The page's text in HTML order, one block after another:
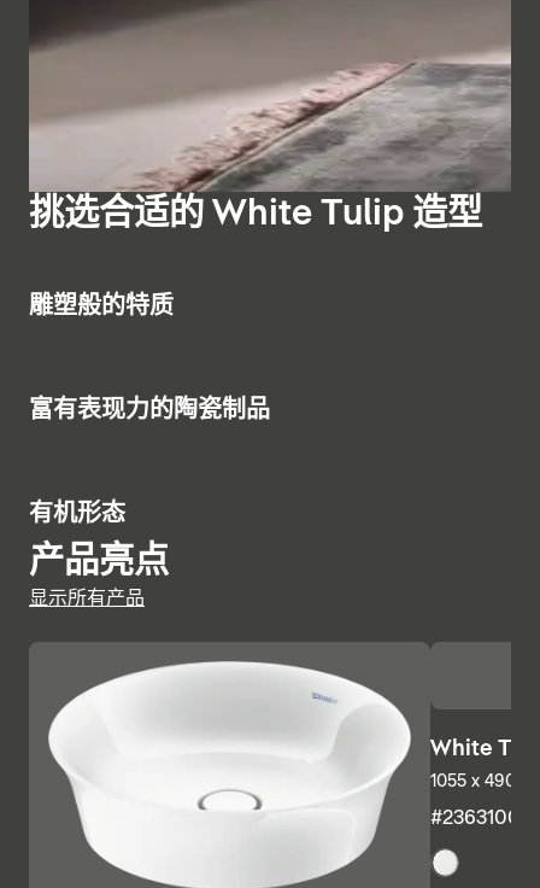
该系列的淋浴和浴缸龙头
头可选择配备手持花洒和头顶花洒的转换阀或单个花洒。
对于独立式浴缸，White Tulip 的落地式浴缸龙头可营造
出视觉上的亮点。
显示浴室龙头
它将成为浴室中的特别亮点。 椭圆形款式的白色郁金香
浴缸有两种尺寸：1800x800 毫米和 1600x900 毫米
系列同样提供小便池和座便器选择。这些产品与冲洗喷嘴
小便池一样，都清晰地体现了 White Tulip 的典型风格。
壁挂式座便器配备 HygieneFlush 冲洗技术，落地式座便
器配备 Duravit Rimless 冲洗技术。外部按钮使带自动缓
降落功能的座圈可以轻松拆卸，便于清洁。
显示座便器
挑选合适的 White Tulip 造型
6
雕塑般的特质
富有表现力的陶瓷制品
4
有机形态
产品亮点
显示所有产品
White
1055 x 490